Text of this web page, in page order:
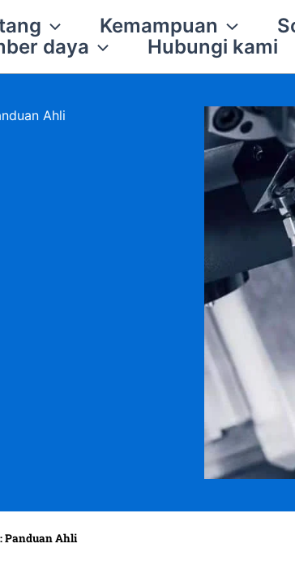
Kemampuan
daya
Hubungi kami
Ahli
Panduan Ahli